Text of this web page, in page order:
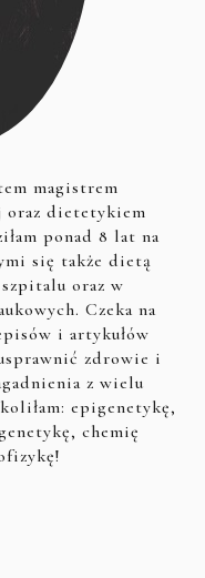
magistrem
dietetykiem
ponad 8 lat na
się także dietą
szpitalu oraz w
Czeka na
i artykułów
zdrowie i
z wielu
epigenetykę,
chemię